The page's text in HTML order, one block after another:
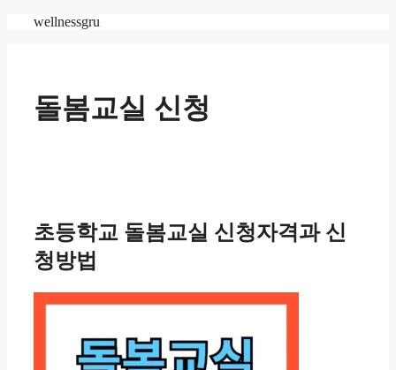
wellnessgru
돌봄교실 신청
초등학교 돌봄교실 신청자격과 신
청방법